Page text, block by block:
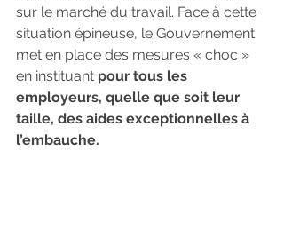
sur le marché du travail. Face à cette
situation épineuse, le Gouvernement
met en place des mesures « choc »
en instituant pour tous les
employeurs, quelle que soit leur
taille, des aides exceptionnelles à
l’embauche.